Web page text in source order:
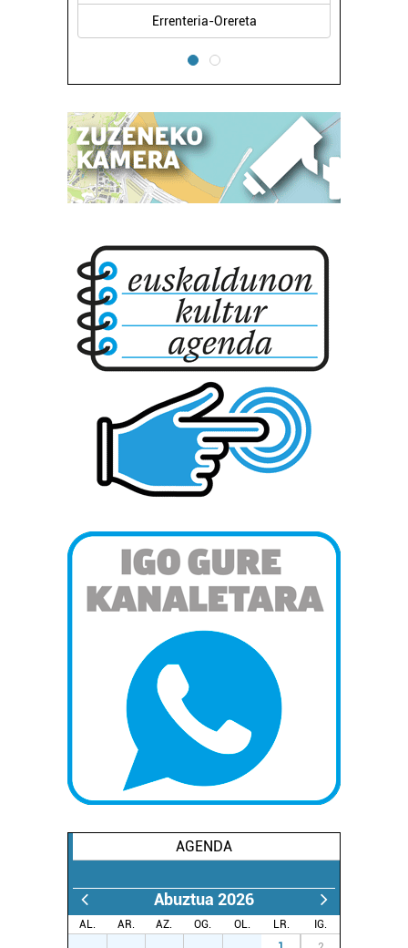
Errenteria-Orereta
AGENDA
Abuztua 2026
AL. AR. AZ. OG. OL. LR.
IG.